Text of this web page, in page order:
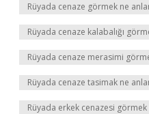
Rüyada cenaze görmek ne
Rüyada cenaze kalabalığı
Rüyada cenaze merasimi
Rüyada cenaze tasimak ne
Rüyada erkek cenazesi